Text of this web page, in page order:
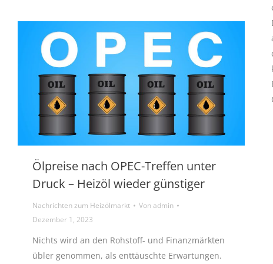
Ölpreise nach OPEC-Treffen unter
Druck – Heizöl wieder günstiger
Nachrichten zum Heizölmarkt Vonadmin
Dezember 1, 2023
Nichts wird an den Rohstoff- und Finanzmärkten
übler genommen, als enttäuschte Erwartungen.